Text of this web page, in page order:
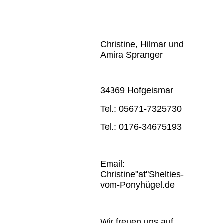
Christine, Hilmar und
Amira Spranger
34369 Hofgeismar
Tel.: 05671-7325730
Tel.: 0176-34675193
Email:
Christine"at"Shelties-
vom-Ponyhügel.de